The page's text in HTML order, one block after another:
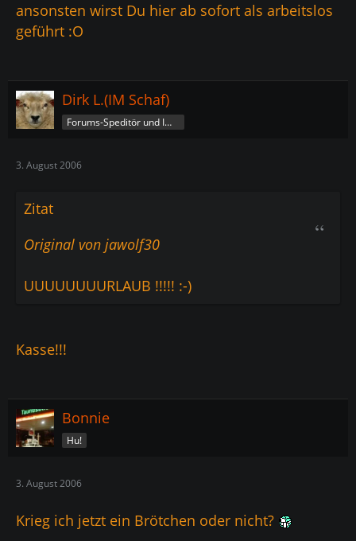
ansonsten wirst Du hier ab sofort als arbeitslos
geführt :O
Dirk L.(IM Schaf)
Forums-Speditör und Imperatorschaf
3. August 2006
Zitat
Original von jawolf30
UUUUUUUURLAUB !!!!! :-)
Kasse!!!
Bonnie
Hu!
3. August 2006
Krieg ich jetzt ein Brötchen oder nicht?